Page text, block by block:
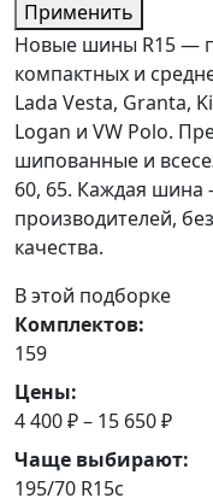
Применить
Новые шины R15 —
компактных и
Lada Vesta, Granta,
Logan и VW Polo.
шипованные и
60, 65. Каждая
производителей,
качества.
В этой подборке
Комплектов:
159
Цены:
4 400 ₽ – 15 650 ₽
Чаще выбирают:
195/70 R15c